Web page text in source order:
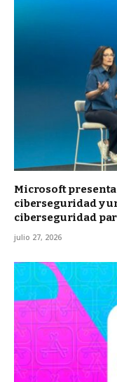
Microsoft
ciberseguridad y
ciberseguridad
julio 27, 2026